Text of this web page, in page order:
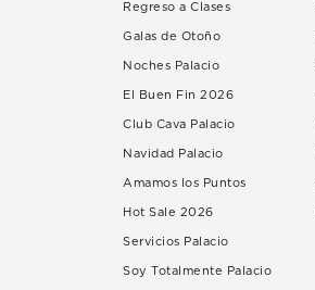
Regreso a Clases
Galas de Otoño
Noches Palacio
El Buen Fin 2026
Club Cava Palacio
Navidad Palacio
Amamos los Puntos
Hot Sale 2026
Servicios Palacio
Soy Totalmente Palacio